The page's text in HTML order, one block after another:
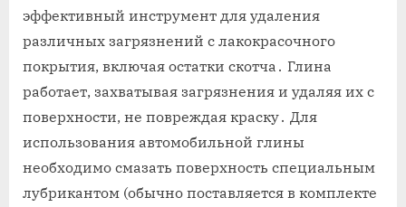
эффективный инструмент для удаления
различных загрязнений с лакокрасочного
покрытия‚ включая остатки скотча․ Глина
работает‚ захватывая загрязнения и удаляя их с
поверхности‚ не повреждая краску․ Для
использования автомобильной глины
необходимо смазать поверхность специальным
лубрикантом (обычно поставляется в комплекте